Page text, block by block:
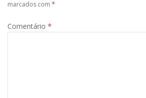
marcados com *
Comentário *